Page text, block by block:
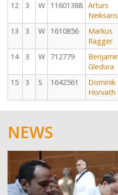
12
3 W 11601388 Arturs
Neiksans
13
3 W 1610856
Markus
Ragger
14
3 W 712779
Gledura
15
3 S 1642561
Dominik
Horvath
NEWS